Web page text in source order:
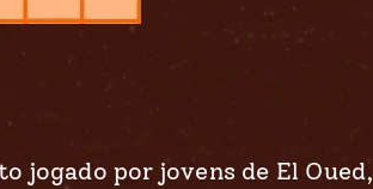
jogado por jovens de El Oued,